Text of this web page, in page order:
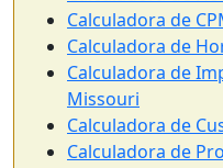
Calculadora de
Calculadora de
Calculadora de
Missouri
Calculadora de
Calculadora de